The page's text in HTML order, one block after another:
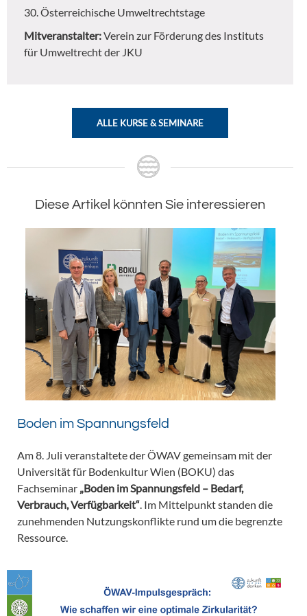
30. Österreichische Umweltrechtstage
Mitveranstalter:Verein zur Förderung des Instituts
für Umweltrecht der JKU
ALLE KURSE & SEMINARE
Diese Artikel könnten Sie interessieren
Boden im Spannungsfeld
Am 8. Juli veranstaltete der ÖWAV gemeinsam mit der
Universität für Bodenkultur Wien (BOKU) das
Fachseminar „Boden im Spannungsfeld – Bedarf,
Verbrauch, Verfügbarkeit“ . Im Mittelpunkt standen die
zunehmenden Nutzungskonflikte rund um die begrenzte
Ressource.